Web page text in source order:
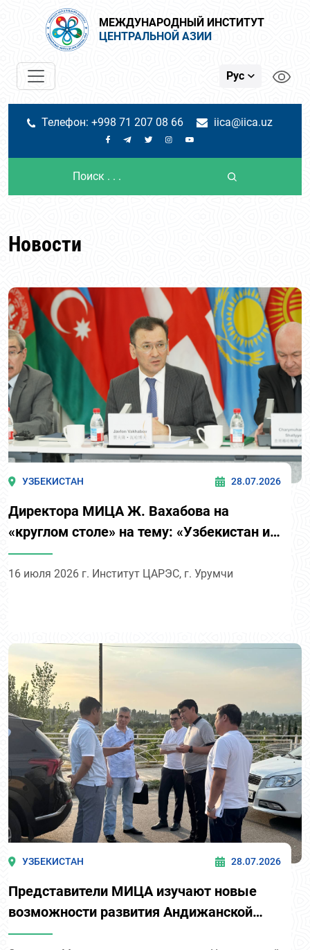
МЕЖДУНАРОДНЫЙ ИНСТИТУТ
ЦЕНТРАЛЬНОЙ АЗИИ
Рус
Телефон: +998 71 207 08 66 iica@iica.uz
Новости
УЗБЕКИСТАН 28.07.2026
Директора МИЦА Ж. Вахабова на
«круглом столе» на тему: «Узбекистан и
ЦАРЭС: партнёрство во имя устойчивого
развития и предотвращения возврата к
16 июля 2026 г. Институт ЦАРЭС, г. Урумчи
УЗБЕКИСТАН 28.07.2026
Представители МИЦА изучают новые
возможности развития Андижанской
области